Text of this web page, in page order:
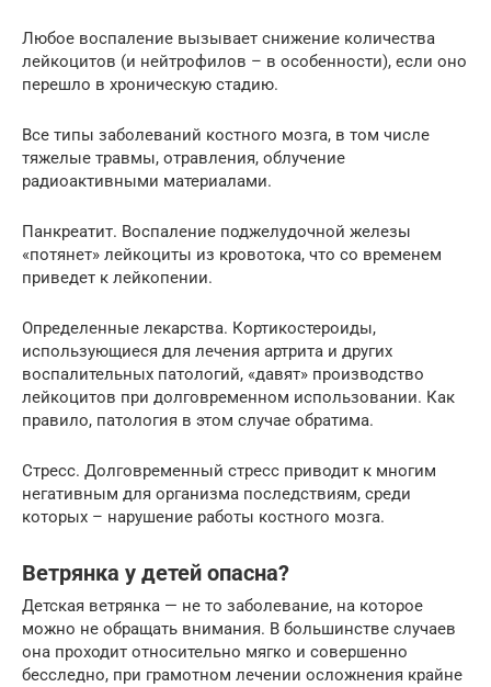
Любое воспаление вызывает снижение количества
лейкоцитов (и нейтрофилов – в особенности), если оно
перешло в хроническую стадию.
Все типы заболеваний костного мозга, в том числе
тяжелые травмы, отравления, облучение
радиоактивными материалами.
Панкреатит. Воспаление поджелудочной железы
«потянет» лейкоциты из кровотока, что со временем
приведет к лейкопении.
Определенные лекарства. Кортикостероиды,
использующиеся для лечения артрита и других
воспалительных патологий, «давят» производство
лейкоцитов при долговременном использовании. Как
правило, патология в этом случае обратима.
Стресс. Долговременный стресс приводит к многим
негативным для организма последствиям, среди
которых – нарушение работы костного мозга.
Ветрянка у детей опасна?
Детская ветрянка — не то заболевание, на которое
можно не обращать внимания. В большинстве случаев
она проходит относительно мягко и совершенно
бесследно, при грамотном лечении осложнения крайне